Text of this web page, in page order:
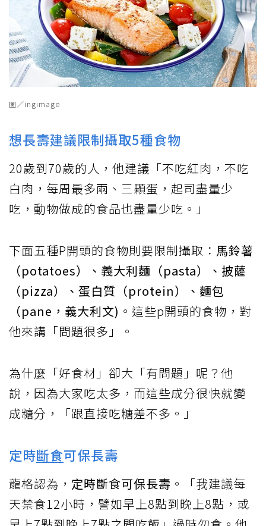
圖／ingimage
想長壽建議限制攝取5種食物
20歲到70歲的人，他建議「不吃紅肉，不吃
白肉，每周最多兩、三顆蛋，起司盡量少
吃，動物做成的食品也盡量少吃。」
下面五種P開頭的食物則要限制攝取： 馬鈴薯
（potatoes）、義大利麵（pasta）、披薩
（pizza）、蛋白質（protein）、麵包
（pane，義大利文) 。這些p開頭的食物，對
他來講「問題很多」。
為什麼「好食材」卻大「有問題」呢？他
說，因為大家吃太多，而這些成分很快就變
成糖分，「跟直接吃糖差不多。」
定時斷食可保長壽
龍格認為， 定時斷食可保長壽 。「我建議每
天禁食12小時，譬如早上8點到晚上8點，或